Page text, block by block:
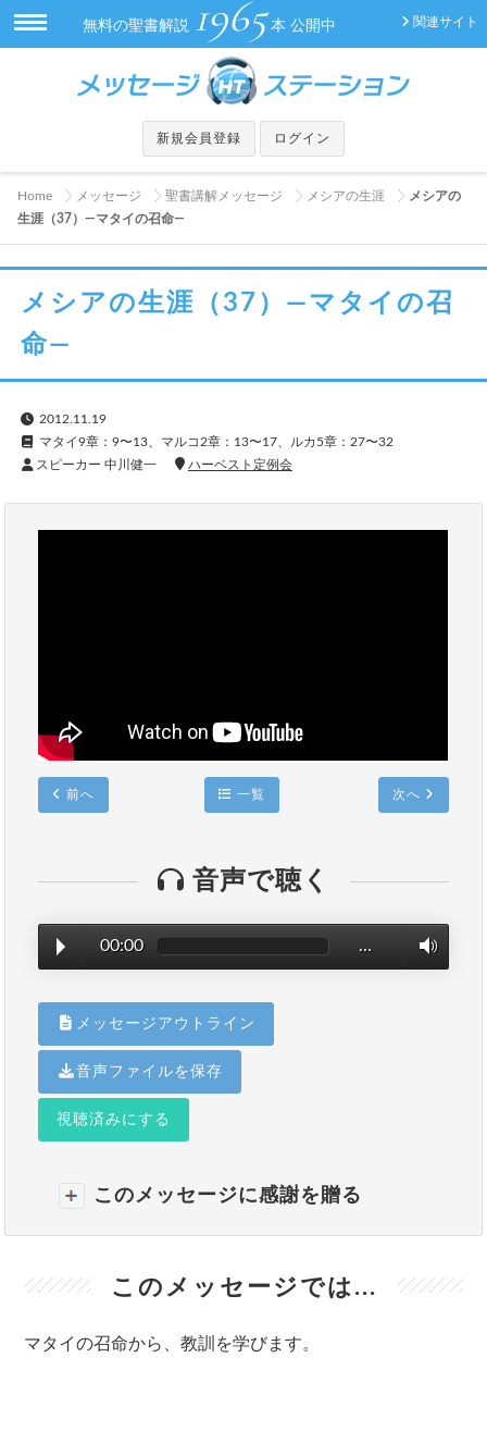
関連サイト
無料の聖書解説 1965 本 公開中
新規会員登録 ログイン
Home メッセージ 聖書講解メッセージ メシアの生涯
メシアの
生涯（37）—マタイの召命—
メシアの生涯（37）—マタイの召
命—
2012.11.19
マタイ9章：9〜13、マルコ2章：13〜17、ルカ5章：27〜32
スピーカー 中川健一
ハーベスト定例会
前へ 一覧 次へ
音声で聴く
00:00 …
メッセージアウトライン
音声ファイルを保存
視聴済みにする
このメッセージに感謝を贈る
このメッセージでは...
マタイの召命から、教訓を学びます。